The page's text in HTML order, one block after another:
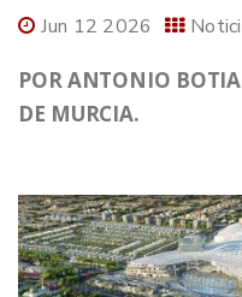
Jun 12 2026
POR ANTONIO
DE MURCIA.